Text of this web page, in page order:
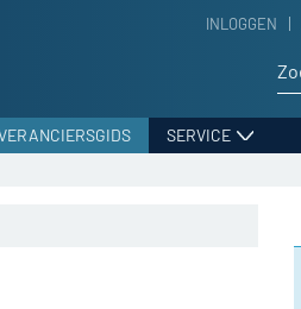
INLOGGEN
SERVICE